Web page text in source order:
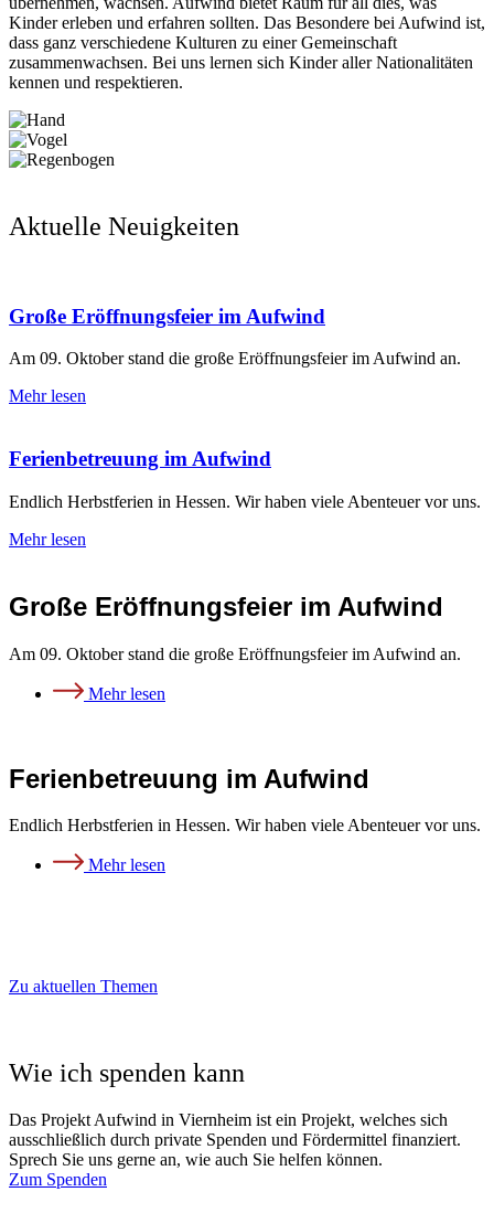
Kinder erleben und erfahren sollten. Das Besondere bei Aufwind ist,
dass ganz verschiedene Kulturen zu einer Gemeinschaft
zusammenwachsen. Bei uns lernen sich Kinder aller Nationalitäten
kennen und respektieren.
Aktuelle Neuigkeiten
Große Eröffnungsfeier im Aufwind
Am 09. Oktober stand die große Eröffnungsfeier im Aufwind an.
Mehr lesen
Ferienbetreuung im Aufwind
Endlich Herbstferien in Hessen. Wir haben viele Abenteuer vor uns.
Mehr lesen
Große Eröffnungsfeier im Aufwind
Am 09. Oktober stand die große Eröffnungsfeier im Aufwind an.
Mehr lesen
Ferienbetreuung im Aufwind
Endlich Herbstferien in Hessen. Wir haben viele Abenteuer vor uns.
Mehr lesen
Zu aktuellen Themen
Wie ich spenden kann
Das Projekt Aufwind in Viernheim ist ein Projekt, welches sich
ausschließlich durch private Spenden und Fördermittel finanziert.
Sprech Sie uns gerne an, wie auch Sie helfen können.
Zum Spenden